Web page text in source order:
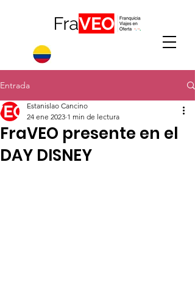
Entrada
FraVEO presente en el
DAY DISNEY
Estanislao Cancino
24 ene 2023 1 min de lectura